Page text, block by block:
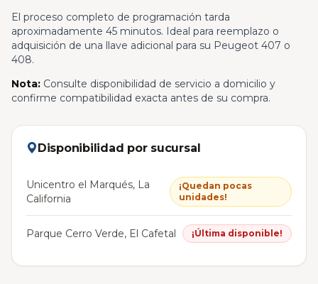
El proceso completo de programación tarda
aproximadamente 45 minutos. Ideal para reemplazo o
adquisición de una llave adicional para su Peugeot 407 o
408.
Nota: Consulte disponibilidad de servicio a domicilio y
confirme compatibilidad exacta antes de su compra.
Disponibilidad por sucursal
Unicentro el Marqués, La
California
¡Quedan pocas
unidades!
Parque Cerro Verde, El Cafetal ¡Última disponible!